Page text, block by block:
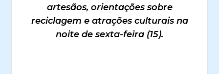
artesãos, orientações sobre
reciclagem e atrações culturais na
noite de sexta-feira (15).